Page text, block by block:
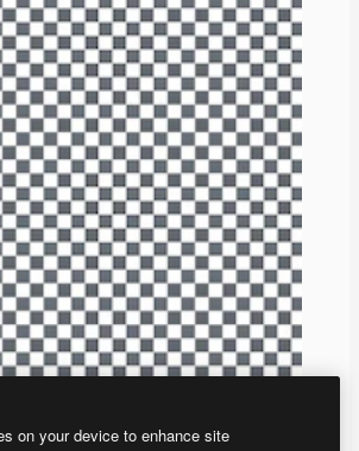
on your device to enhance site